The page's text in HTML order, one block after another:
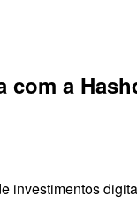
com a
investimentos